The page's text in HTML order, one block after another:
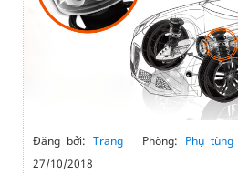
Đăng bởi: TrangPhòng: Phụ
27/10/2018